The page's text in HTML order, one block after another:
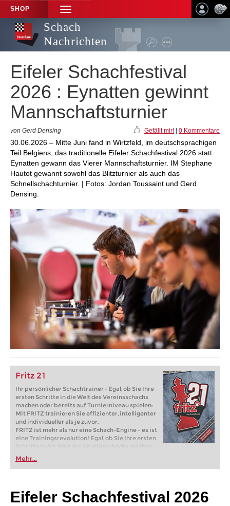
SHOP
TOGGLE
NAVIGATION
Schach
Nachrichten
Eifeler Schachfestival
2026 : Eynatten gewinnt
Mannschaftsturnier
von Gerd Densing Gefällt mir! 0 Kommentare
30.06.2026 – Mitte Juni fand in Wirtzfeld, im deutschsprachigen
Teil Belgiens, das traditionelle Eifeler Schachfestival 2026 statt.
Eynatten gewann das Vierer Mannschaftsturnier. IM Stephane
Hautot gewannt sowohl das Blitzturnier als auch das
Schnellschachturnier. | Fotos: Jordan Toussaint und Gerd
Densing.
Fritz 21
Ihr persönlicher Schachtrainer - Egal, ob Sie Ihre
ersten Schritte in die Welt des Vereinsschachs
machen oder bereits auf Turnierniveau spielen:
Mit FRITZ trainieren Sie effizienter, intelligenter
und individueller als je zuvor.
FRITZ ist mehr als nur eine Schach-Engine – es ist
eine Trainingsrevolution! Egal, ob Sie Ihre ersten
Schritte in die Welt des Vereinsschachs machen
oder bereits auf Turnierniveau spielen: Mit
FRITZ trainieren Sie effizienter, intelligenter und
individueller als je zuvor.
Mehr...
Eifeler Schachfestival 2026